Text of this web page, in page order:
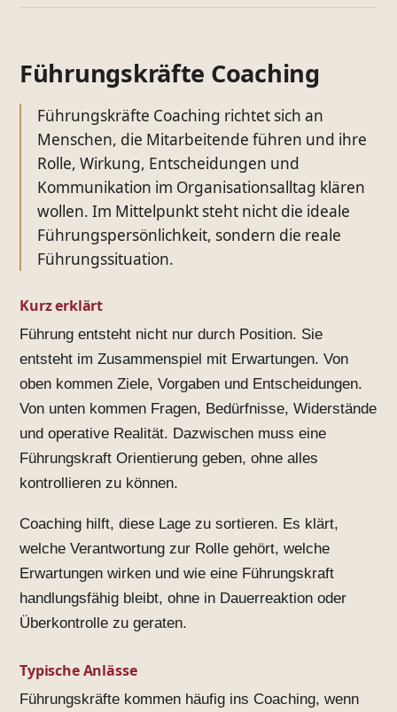
Führungskräfte Coaching
Führungskräfte Coaching richtet sich an
Menschen, die Mitarbeitende führen und ihre
Rolle, Wirkung, Entscheidungen und
Kommunikation im Organisationsalltag klären
wollen. Im Mittelpunkt steht nicht die ideale
Führungspersönlichkeit, sondern die reale
Führungssituation.
Kurz erklärt
Führung entsteht nicht nur durch Position. Sie
entsteht im Zusammenspiel mit Erwartungen. Von
oben kommen Ziele, Vorgaben und Entscheidungen.
Von unten kommen Fragen, Bedürfnisse, Widerstände
und operative Realität. Dazwischen muss eine
Führungskraft Orientierung geben, ohne alles
kontrollieren zu können.
Coaching hilft, diese Lage zu sortieren. Es klärt,
welche Verantwortung zur Rolle gehört, welche
Erwartungen wirken und wie eine Führungskraft
handlungsfähig bleibt, ohne in Dauerreaktion oder
Überkontrolle zu geraten.
Typische Anlässe
Führungskräfte kommen häufig ins Coaching, wenn